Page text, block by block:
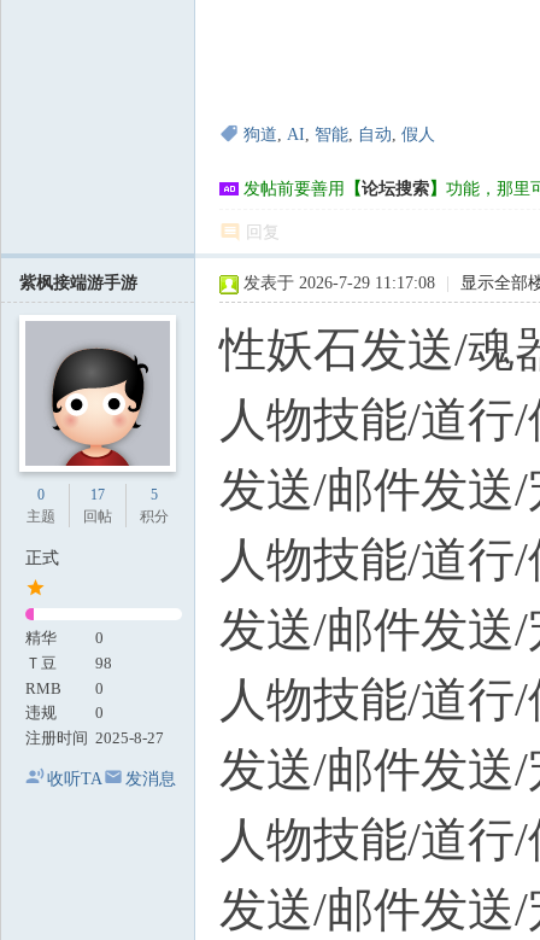
狗道, AI, 智能, 自动, 假人
发帖前要善用 【论坛搜索】 功能，那里
回复
紫枫接端游手游
0
主题
17
回帖
5
积分
正式
精华
0
Ｔ豆
98
RMB
0
违规
0
注册时间 2025-8-27
收听TA 发消息
发表于 2026-7-29 11:17:08 显示全部
性妖石发送/魂
人物技能/道行
发送/邮件发送
人物技能/道行
发送/邮件发送
人物技能/道行
发送/邮件发送
人物技能/道行
发送/邮件发送